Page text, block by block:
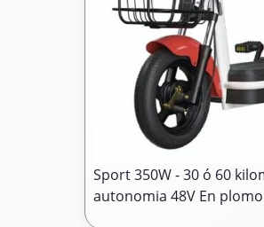
Sport 350W - 30 ó 60
autonomia 48V En